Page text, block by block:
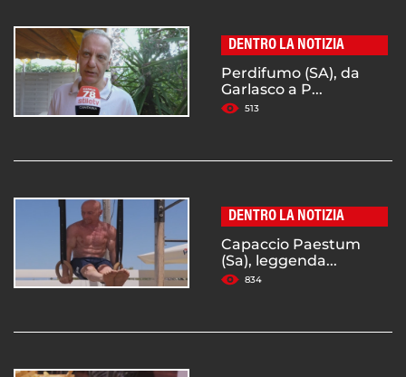
DENTRO LA NOTIZIA
Perdifumo (SA), da
Garlasco a P...
513
DENTRO LA NOTIZIA
Capaccio Paestum
(Sa), leggenda...
834